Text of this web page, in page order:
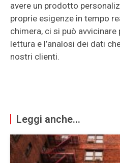
avere un prodotto
proprie esigenze in tempo
chimera, ci si può
lettura e l’analosi dei dati
nostri clienti.
Leggi anche...